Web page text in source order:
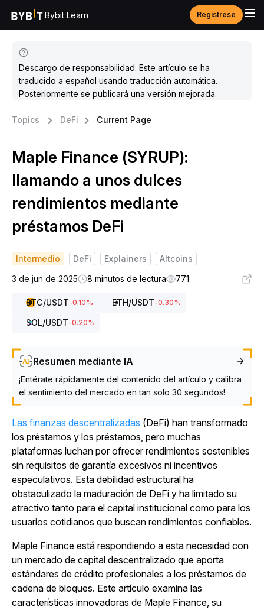
Bybit Learn Regístrese
Descargo de responsabilidad: Este artículo se ha
traducido a español usando traducción automática.
Posteriormente se publicará una versión mejorada.
Topics DeFi Current Page
Maple Finance (SYRUP):
llamando a unos dulces
rendimientos mediante
préstamos DeFi
Intermedio DeFi Explainers
Altcoins
3 de jun de 2025
8 minutos de lectura 771
BTC/USDT-0.10% ETH/USDT-0.30%
SOL/USDT-0.20%
Resumen mediante IA
¡Entérate rápidamente del contenido del artículo y calibra
el sentimiento del mercado en tan solo 30 segundos!
Las finanzas descentralizadas (DeFi) han transformado
los préstamos y los préstamos, pero muchas
plataformas luchan por ofrecer rendimientos sostenibles
sin requisitos de garantía excesivos ni incentivos
especulativos. Esta debilidad estructural ha
obstaculizado la maduración de DeFi y ha limitado su
atractivo tanto para el capital institucional como para los
usuarios cotidianos que buscan rendimientos confiables.
Maple Finance está respondiendo a esta necesidad con
un mercado de capital descentralizado que aporta
estándares de crédito profesionales a los préstamos de
cadena de bloques. Este artículo examina las
características innovadoras de Maple Finance, su